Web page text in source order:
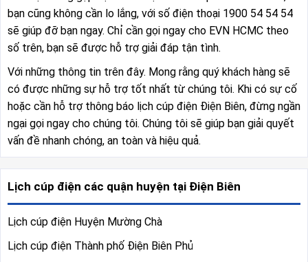
bạn cũng không cần lo lắng, với số điện thoại 1900 54 54 54
sẽ giúp đỡ bạn ngay. Chỉ cần gọi ngay cho EVN HCMC theo
số trên, bạn sẽ được hỗ trợ giải đáp tận tình.
Với những thông tin trên đây. Mong rằng quý khách hàng sẽ
có được những sự hỗ trợ tốt nhất từ chúng tôi. Khi có sự cố
hoặc cần hỗ trợ thông báo lịch cúp điện Điện Biên, đừng ngần
ngại gọi ngay cho chúng tôi. Chúng tôi sẽ giúp bạn giải quyết
vấn đề nhanh chóng, an toàn và hiệu quả.
Lịch cúp điện các quận huyện tại Điện Biên
Lịch cúp điện Huyện Mường Chà
Lịch cúp điện Thành phố Điện Biên Phủ